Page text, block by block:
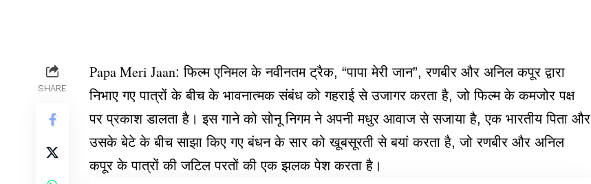
SHARE
Papa Meri Jaan: फिल्म एनिमल के नवीनतम ट्रैक, “पापा मेरी जान”, रणबीर और अनिल कपूर द्वारा
निभाए गए पात्रों के बीच के भावनात्मक संबंध को गहराई से उजागर करता है, जो फिल्म के कमजोर पक्ष
पर प्रकाश डालता है। इस गाने को सोनू निगम ने अपनी मधुर आवाज से सजाया है, एक भारतीय पिता और
उसके बेटे के बीच साझा किए गए बंधन के सार को खूबसूरती से बयां करता है, जो रणबीर और अनिल
कपूर के पात्रों की जटिल परतों की एक झलक पेश करता है।